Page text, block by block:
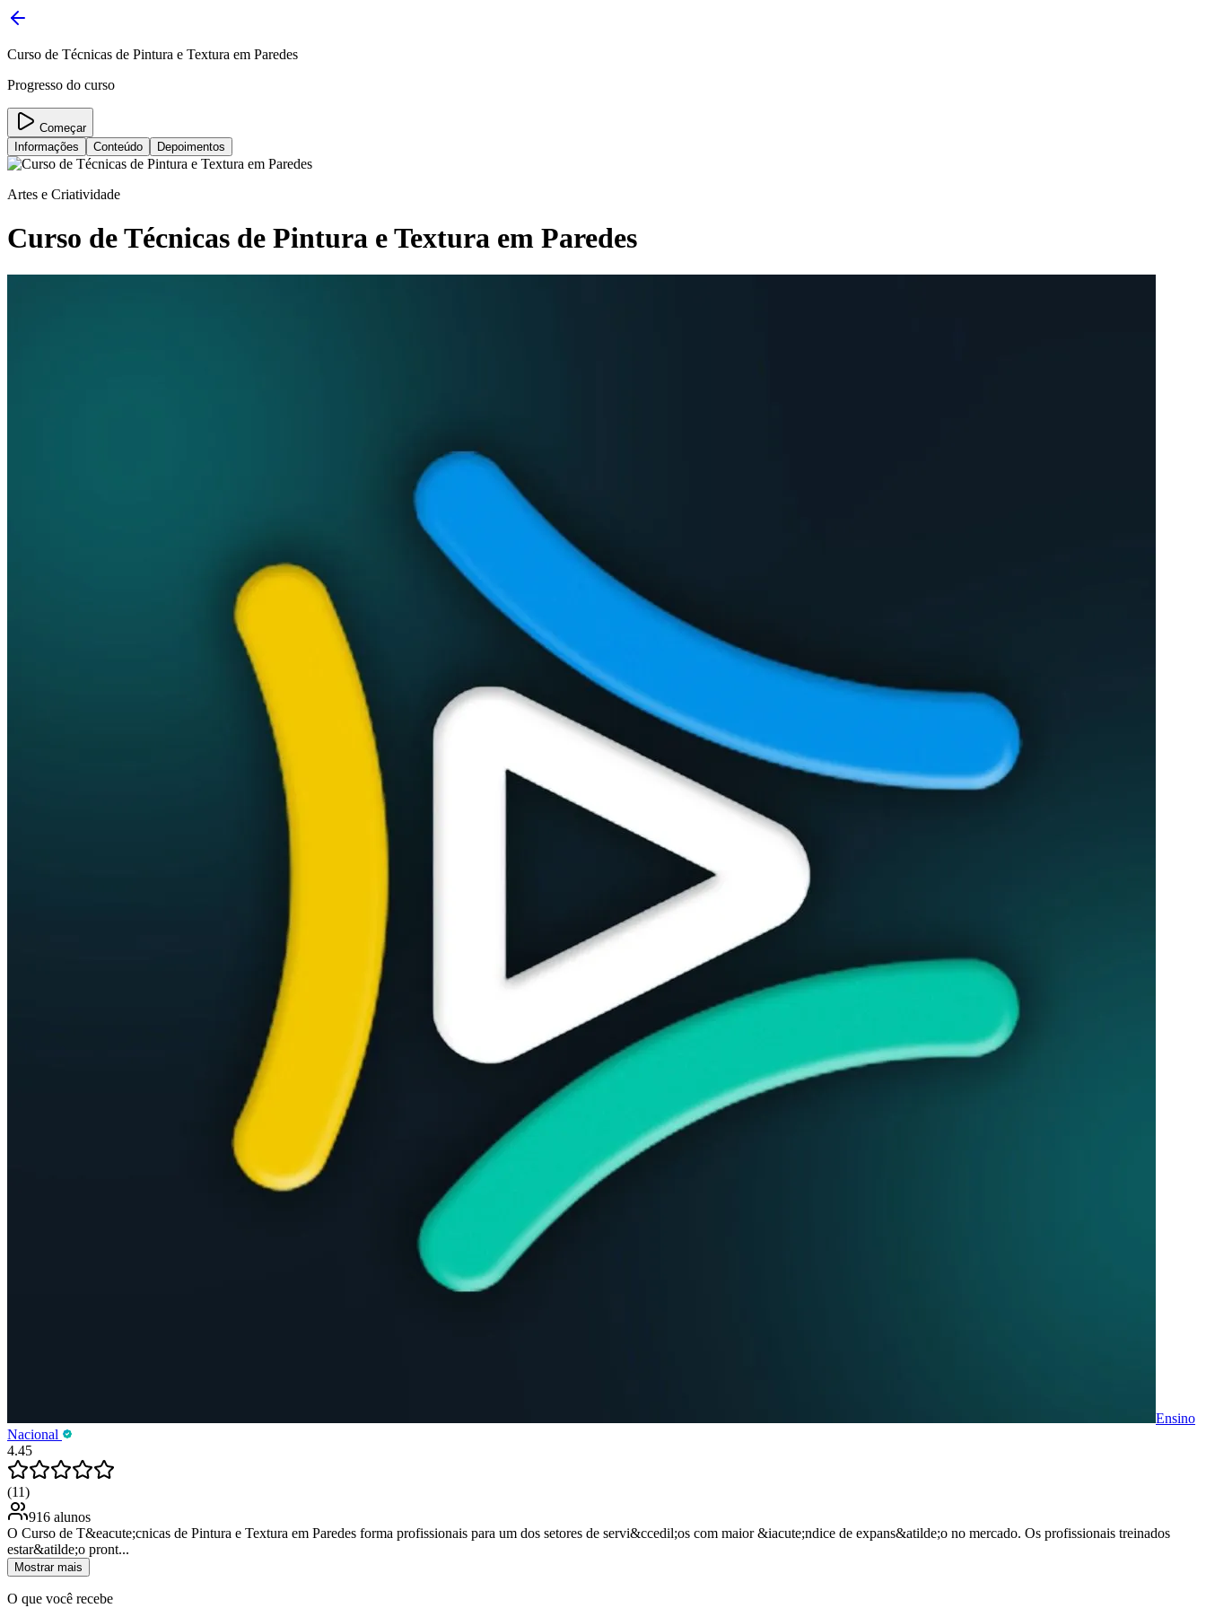
Curso de Técnicas de Pintura e Textura em Paredes
Progresso do curso
Começar
Informações
Conteúdo Depoimentos
Artes e Criatividade
Curso de Técnicas de Pintura e Textura em Paredes
Ensino
Nacional
4.45
(11)
916 alunos
O Curso de T&eacute;cnicas de Pintura e Textura em Paredes forma profissionais para um dos setores de servi&ccedil;os com maior &iacute;ndice de expans&atilde;o no mercado. Os profissionais treinados
estar&atilde;o pront...
Mostrar mais
O que você recebe